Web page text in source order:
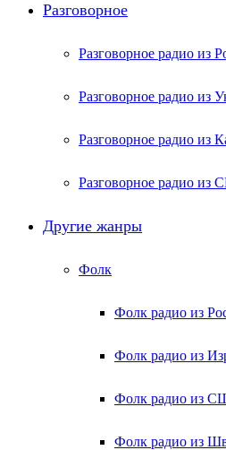
Разговорное
Разговорное радио из
Разговорное радио из
Разговорное радио из
Разговорное радио из
Другие жанры
Фолк
Фолк радио из
Фолк радио из
Фолк радио из
Фолк радио из